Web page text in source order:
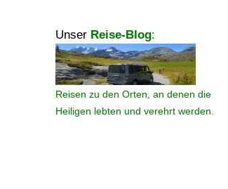
Unser Reise-Blog:
Reisen zu den Orten, an denen die
Heiligen lebten und verehrt werden.